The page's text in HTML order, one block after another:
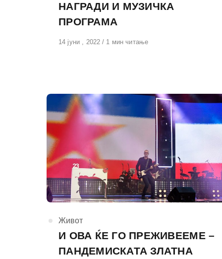
НАГРАДИ И МУЗИЧКА
ПРОГРАМА
Објавено
14 јуни , 2022 1 мин читање
КАтегорија
Живот
И ОВА ЌЕ ГО ПРЕЖИВЕЕМЕ –
ПАНДЕМИСКАТА ЗЛАТНА